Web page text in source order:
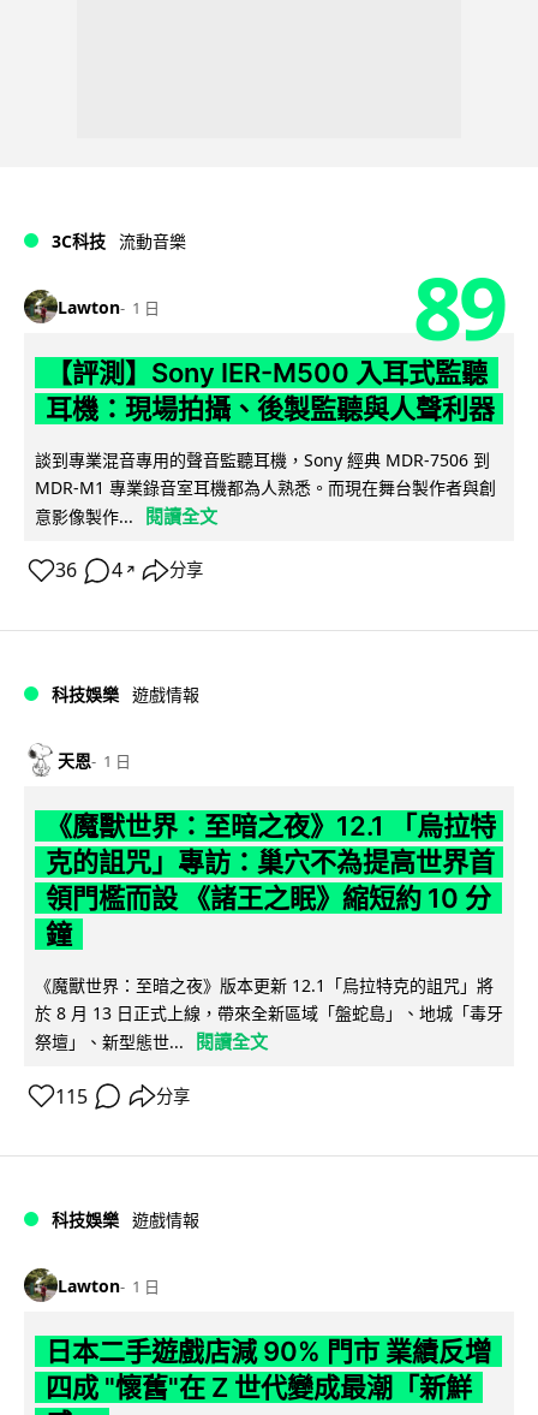
3C科技 流動音樂
Lawton 1 日 89
【評測】Sony IER-M500 入耳式監聽
耳機：現場拍攝、後製監聽與人聲利器
談到專業混音專用的聲音監聽耳機，Sony 經典 MDR-7506 到
MDR-M1 專業錄音室耳機都為人熟悉。而現在舞台製作者與創
意影像製作...
閱讀全文
36 4 ↗ 分享
科技娛樂 遊戲情報
天恩 1 日
《魔獸世界：至暗之夜》12.1 「烏拉特
克的詛咒」專訪：巢穴不為提高世界首
領門檻而設 《諸王之眠》縮短約 10 分
鐘
《魔獸世界：至暗之夜》版本更新 12.1「烏拉特克的詛咒」將
於 8 月 13 日正式上線，帶來全新區域「盤蛇島」、地城「毒牙
祭壇」、新型態世...
閱讀全文
115 分享
科技娛樂 遊戲情報
Lawton 1 日
日本二手遊戲店減 90% 門市 業績反增
四成 "懷舊"在 Z 世代變成最潮「新鮮